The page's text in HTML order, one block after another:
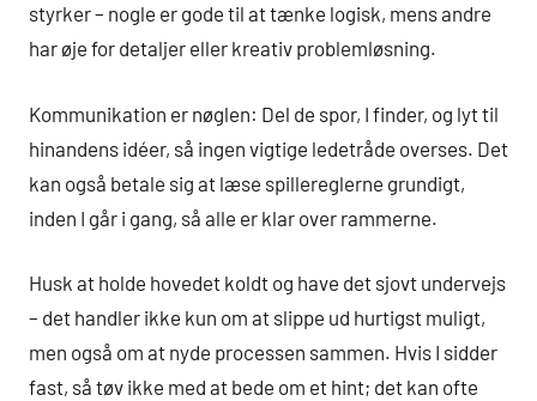
styrker – nogle er gode til at tænke logisk, mens andre
har øje for detaljer eller kreativ problemløsning.
Kommunikation er nøglen: Del de spor, I finder, og lyt til
hinandens idéer, så ingen vigtige ledetråde overses. Det
kan også betale sig at læse spillereglerne grundigt,
inden I går i gang, så alle er klar over rammerne.
Husk at holde hovedet koldt og have det sjovt undervejs
– det handler ikke kun om at slippe ud hurtigst muligt,
men også om at nyde processen sammen. Hvis I sidder
fast, så tøv ikke med at bede om et hint; det kan ofte